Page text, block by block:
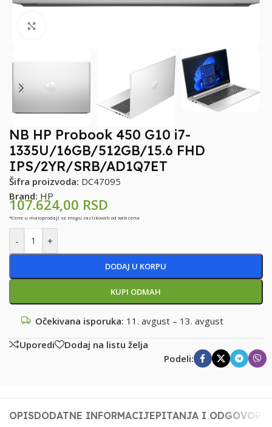
NB HP Probook 450 G10 i7-
1335U/16GB/512GB/15.6 FHD
IPS/2YR/SRB/AD1Q7ET
Šifra proizvoda: DC47095
Brand: HP
107.624,00 RSD
*Cene u maloprodaji se mogu razlikovati od web cena
- +
DODAJ U KORPU
KUPI ODMAH
Očekivana isporuka: 11. avgust – 13. avgust
Uporedi
Dodaj na listu želja
Podeli:
OPISDODATNE INFORMACIJEPITANJA I ODGOVORI